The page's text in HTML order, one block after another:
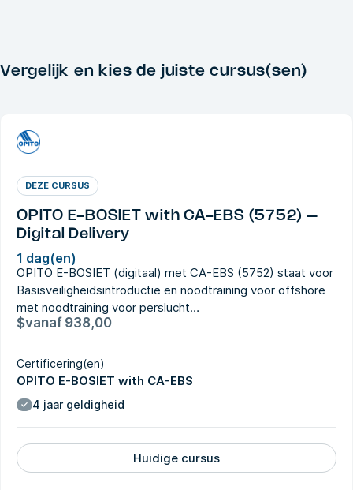
Vergelijk en kies de juiste cursus(sen)
DEZE CURSUS
OPITO E-BOSIET with CA-EBS (5752) –
Digital Delivery
1 dag(en)
OPITO E-BOSIET (digitaal) met CA-EBS (5752) staat voor
Basisveiligheidsintroductie en noodtraining voor offshore
met noodtraining voor perslucht…
$vanaf 938,00
Certificering(en)
OPITO E-BOSIET with CA-EBS
4 jaar geldigheid
Huidige cursus